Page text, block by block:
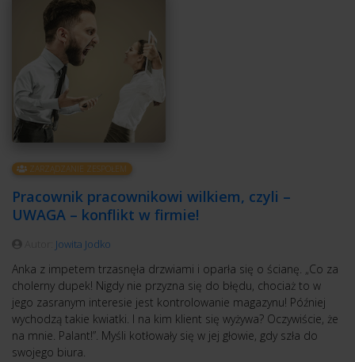
ZARZĄDZANIE ZESPOŁEM
Pracownik pracownikowi wilkiem, czyli –
UWAGA – konflikt w firmie!
Jowita Jodko
Anka z impetem trzasnęła drzwiami i oparła się o ścianę. „Co za
cholerny dupek! Nigdy nie przyzna się do błędu, chociaż to w
jego zasranym interesie jest kontrolowanie magazynu! Później
wychodzą takie kwiatki. I na kim klient się wyżywa? Oczywiście, że
na mnie. Palant!”. Myśli kotłowały się w jej głowie, gdy szła do
swojego biura.